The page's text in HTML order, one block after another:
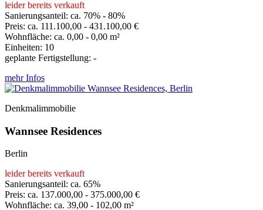
leider bereits verkauft
Sanierungsanteil: ca. 70% - 80%
Preis: ca. 111.100,00 - 431.100,00 €
Wohnfläche: ca. 0,00 - 0,00 m²
Einheiten: 10
geplante Fertigstellung: -
mehr Infos
Denkmalimmobilie
Wannsee Residences
Berlin
leider bereits verkauft
Sanierungsanteil: ca. 65%
Preis: ca. 137.000,00 - 375.000,00 €
Wohnfläche: ca. 39,00 - 102,00 m²